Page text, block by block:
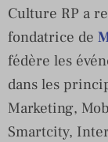
Culture RP a
fondatrice de
fédère les
dans les
Marketing,
Smartcity,